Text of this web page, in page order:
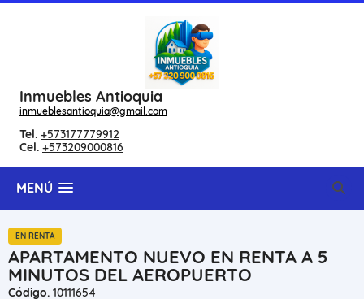
Inmuebles Antioquia
inmueblesantioquia@gmail.com
Tel. +573177779912
Cel. +573209000816
MENÚ
EN RENTA
APARTAMENTO NUEVO EN RENTA A 5
MINUTOS DEL AEROPUERTO
Código. 10111654